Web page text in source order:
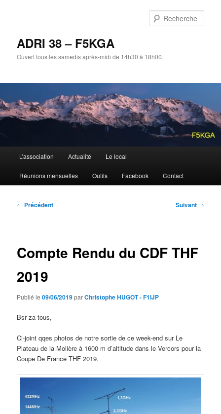
ADRI 38 – F5KGA
Ouvert tous les samedis après-midi de 14h30 à 18h00.
principal
L’association Actualité Le local
Réunions mensuelles Outils Facebook Contact
Navigation
← Précédent Suivant →
Compte Rendu du CDF THF
2019
Publié le09/06/2019parChristophe HUGOT - F1IJP
Bsr za tous,
Ci-joint qqes photos de notre sortie de ce week-end sur Le
Plateau de la Molière à 1600 m d’altitude dans le Vercors pour la
Coupe De France THF 2019.